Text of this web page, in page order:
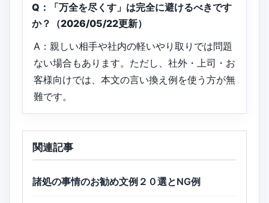
Q：「万全を尽くす」は完全に避けるべきです
か？（2026/05/22更新）
A：親しい相手や社内の軽いやり取りでは問題
ない場合もあります。ただし、社外・上司・お
客様向けでは、本文の言い換え例を使う方が無
難です。
関連記事
諸処の事情のお勧め文例２０選とNG例